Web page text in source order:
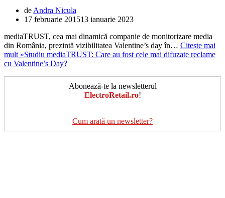
de Andra Nicula
17 februarie 201513 ianuarie 2023
mediaTRUST, cea mai dinamică companie de monitorizare media
din România, prezintă vizibilitatea Valentine’s day în… Citește mai
mult »Studiu mediaTRUST: Care au fost cele mai difuzate reclame
cu Valentine’s Day?
Abonează-te la newsletterul
ElectroRetail.ro!
Cum arată un newsletter?